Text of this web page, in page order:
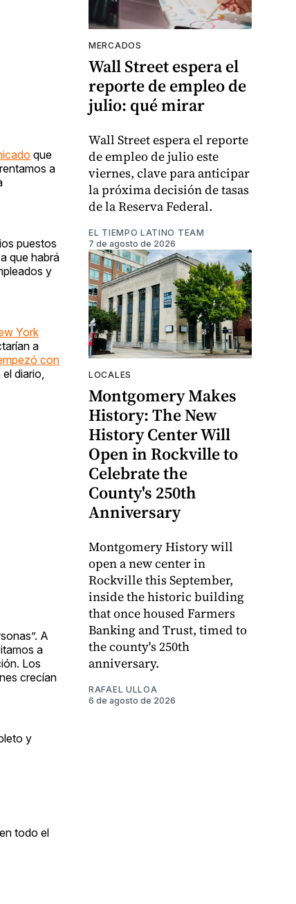
que
a
puestos
que habrá
y
York
a
con
diario,
A
a
Los
crecían
y
todo el
MERCADOS
Wall Street espera el
reporte de empleo de
julio: qué mirar
Wall Street espera el reporte
de empleo de julio este
viernes, clave para anticipar
la próxima decisión de tasas
de la Reserva Federal.
EL TIEMPO LATINO TEAM
7 de agosto de 2026
LOCALES
Montgomery Makes
History: The New
History Center Will
Open in Rockville to
Celebrate the
County's 250th
Anniversary
Montgomery History will
open a new center in
Rockville this September,
inside the historic building
that once housed Farmers
Banking and Trust, timed to
the county's 250th
anniversary.
RAFAEL ULLOA
6 de agosto de 2026